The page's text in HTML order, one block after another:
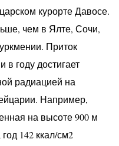
курорте Давосе.
чем в Ялте, Сочи,
Приток
году достигает
радиацией на
Например,
на высоте 900 м
142 ккал/см2